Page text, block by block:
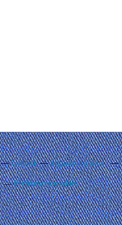
Contact Signaler un abus
Préférences cookies